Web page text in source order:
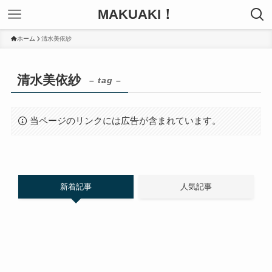
MAKUAKI！
ホーム 清水美依紗
清水美依紗 – tag –
当ページのリンクには広告が含まれています。
新着記事 人気記事